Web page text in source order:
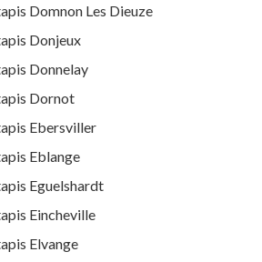
Domnon Les Dieuze
Donjeux
Donnelay
Dornot
Ebersviller
Eblange
Eguelshardt
Eincheville
Elvange